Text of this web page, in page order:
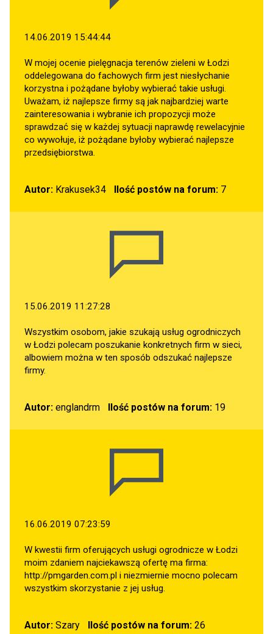
14.06.2019 15:44:44
W mojej ocenie pielęgnacja terenów zieleni w Łodzi
oddelegowana do fachowych firm jest niesłychanie
korzystna i pożądane byłoby wybierać takie usługi.
Uważam, iż najlepsze firmy są jak najbardziej warte
zainteresowania i wybranie ich propozycji może
sprawdzać się w każdej sytuacji naprawdę rewelacyjnie
co wywołuje, iż pożądane byłoby wybierać najlepsze
przedsiębiorstwa.
Autor: Krakusek34 Ilość postów na forum:7
15.06.2019 11:27:28
Wszystkim osobom, jakie szukają usług ogrodniczych
w Łodzi polecam poszukanie konkretnych firm w sieci,
albowiem można w ten sposób odszukać najlepsze
firmy.
Autor: englandrm Ilość postów na forum:19
16.06.2019 07:23:59
W kwestii firm oferujących usługi ogrodnicze w Łodzi
moim zdaniem najciekawszą ofertę ma firma:
http://pmgarden.com.pl i niezmiernie mocno polecam
wszystkim skorzystanie z jej usług.
Autor: Szary Ilość postów na forum:26